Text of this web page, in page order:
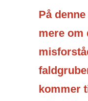
På
mere om
kommer